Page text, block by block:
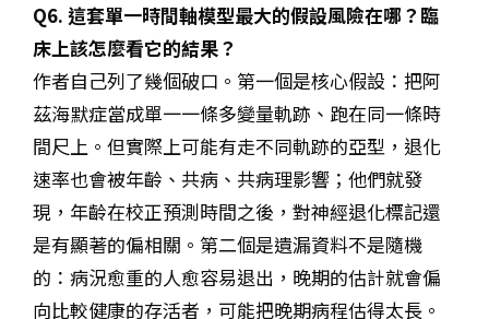
Q6. 這套單一時間軸模型最大的假設風險在哪？臨
床上該怎麼看它的結果？
作者自己列了幾個破口。第一個是核心假設：把阿
茲海默症當成單一一條多變量軌跡、跑在同一條時
間尺上。但實際上可能有走不同軌跡的亞型，退化
速率也會被年齡、共病、共病理影響；他們就發
現，年齡在校正預測時間之後，對神經退化標記還
是有顯著的偏相關。第二個是遺漏資料不是隨機
的：病況愈重的人愈容易退出，晚期的估計就會偏
向比較健康的存活者，可能把晚期病程估得太長。